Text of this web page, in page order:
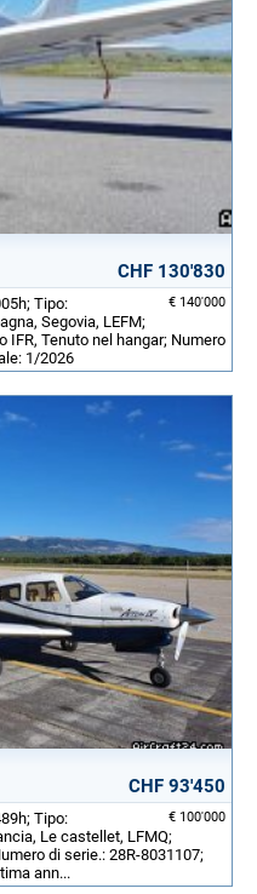
CHF 130'830
€ 140'000
Tipo:
Segovia, LEFM;
Tenuto nel hangar; Numero
1/2026
CHF 93'450
€ 100'000
Tipo:
Le castellet, LFMQ;
di serie.: 28R-8031107;
ann...